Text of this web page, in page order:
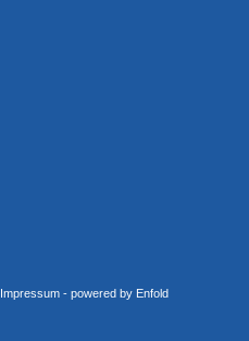
Impressum -powered by Enfold